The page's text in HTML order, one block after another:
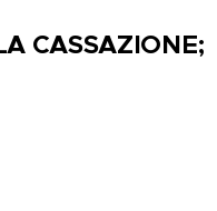
CASSAZIONE;